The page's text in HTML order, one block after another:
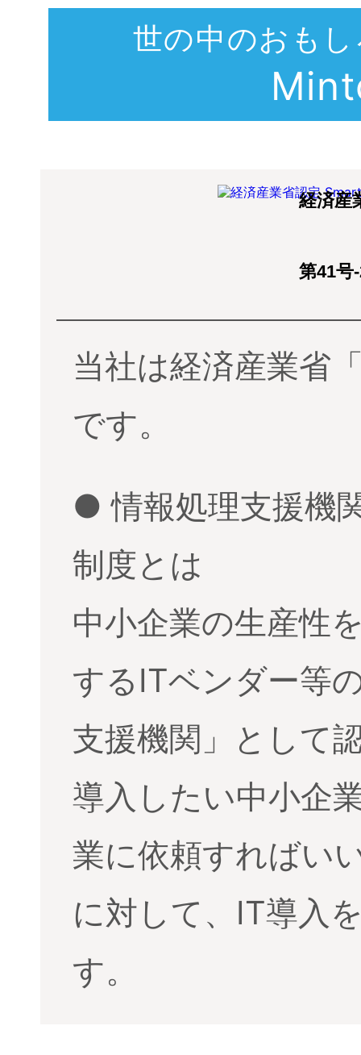
世の中のおも
経済産
第41号
当社は経済産業省
です。
● 情報処理支援機
制度とは
中小企業の生産性
するITベンダー等
支援機関」として
導入したい中小企
業に依頼すればい
に対して、IT導入
す。